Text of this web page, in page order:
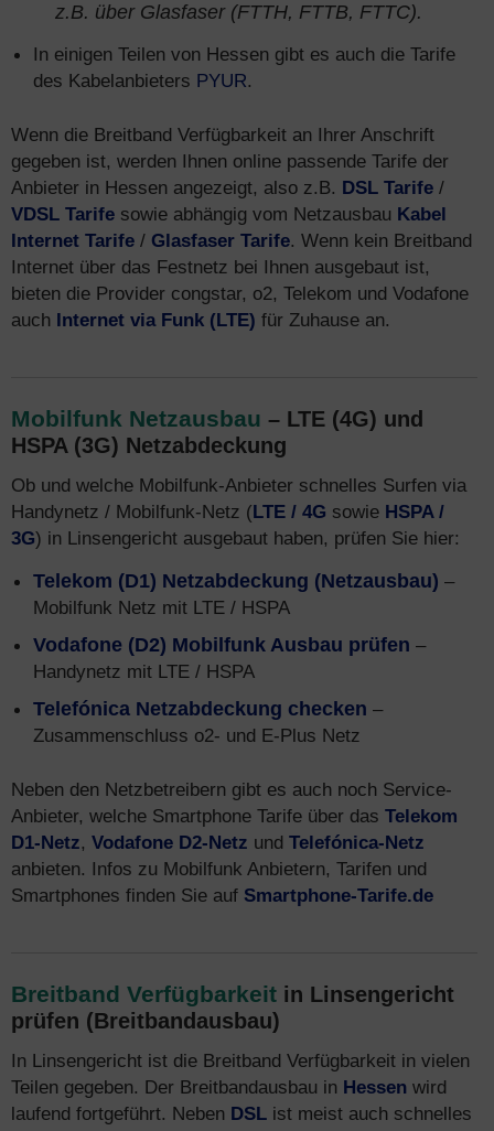
z.B. über Glasfaser (FTTH, FTTB, FTTC).
In einigen Teilen von Hessen gibt es auch die Tarife
des Kabelanbieters PYUR.
Wenn die Breitband Verfügbarkeit an Ihrer Anschrift
gegeben ist, werden Ihnen online passende Tarife der
Anbieter in Hessen angezeigt, also z.B. DSL Tarife /
VDSL Tarife sowie abhängig vom Netzausbau Kabel
Internet Tarife / Glasfaser Tarife. Wenn kein Breitband
Internet über das Festnetz bei Ihnen ausgebaut ist,
bieten die Provider congstar, o2, Telekom und Vodafone
auch Internet via Funk (LTE) für Zuhause an.
Mobilfunk Netzausbau – LTE (4G) und
HSPA (3G) Netzabdeckung
Ob und welche Mobilfunk-Anbieter schnelles Surfen via
Handynetz / Mobilfunk-Netz (LTE / 4G sowie HSPA /
3G) in Linsengericht ausgebaut haben, prüfen Sie hier:
Telekom (D1) Netzabdeckung (Netzausbau) –
Mobilfunk Netz mit LTE / HSPA
Vodafone (D2) Mobilfunk Ausbau prüfen –
Handynetz mit LTE / HSPA
Telefónica Netzabdeckung checken –
Zusammenschluss o2- und E-Plus Netz
Neben den Netzbetreibern gibt es auch noch Service-
Anbieter, welche Smartphone Tarife über das Telekom
D1-Netz, Vodafone D2-Netz und Telefónica-Netz
anbieten. Infos zu Mobilfunk Anbietern, Tarifen und
Smartphones finden Sie auf Smartphone-Tarife.de
Breitband Verfügbarkeit in Linsengericht
prüfen (Breitbandausbau)
In Linsengericht ist die Breitband Verfügbarkeit in vielen
Teilen gegeben. Der Breitbandausbau in Hessen wird
laufend fortgeführt. Neben DSL ist meist auch schnelles